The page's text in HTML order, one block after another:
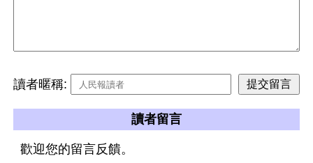
讀者暱稱:
讀者留言
歡迎您的留言反饋。